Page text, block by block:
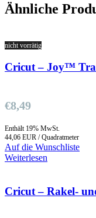
Ähnliche
nicht vorrätig
Cricut – Joy™
€8,49
Enthält 19% MwSt.
44,06 EUR / Quadratmeter
Auf die Wunschliste
Weiterlesen
Cricut – Rakel-